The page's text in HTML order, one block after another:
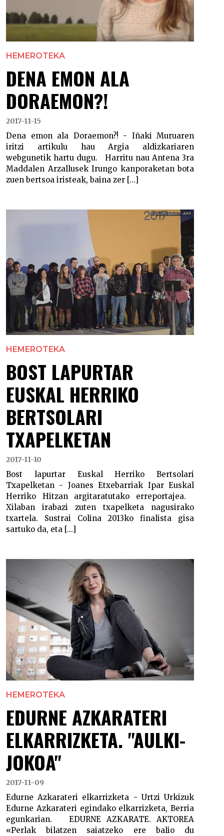
HEMEROTEKA
DENA EMON ALA
DORAEMON?!
2017-11-15
Dena emon ala Doraemon?! - Iñaki Muruaren
iritzi artikulu hau Argia aldizkariaren
webgunetik hartu dugu. Harritu nau Antena 3ra
Maddalen Arzallusek Irungo kanporaketan bota
zuen bertsoa iristeak, baina zer [...]
HEMEROTEKA
BOST LAPURTAR
EUSKAL HERRIKO
BERTSOLARI
TXAPELKETAN
2017-11-10
Bost lapurtar Euskal Herriko Bertsolari
Txapelketan - Joanes Etxebarriak Ipar Euskal
Herriko Hitzan argitaratutako erreportajea.
Xilaban irabazi zuten txapelketa nagusirako
txartela. Sustrai Colina 2013ko finalista gisa
sartuko da, eta [...]
HEMEROTEKA
EDURNE AZKARATERI
ELKARRIZKETA. "AULKI-
JOKOA"
2017-11-09
Edurne Azkarateri elkarrizketa - Urtzi Urkizuk
Edurne Azkarateri egindako elkarrizketa, Berria
egunkarian. EDURNE AZKARATE. AKTOREA
«Perlak bilatzen saiatzeko ere balio du